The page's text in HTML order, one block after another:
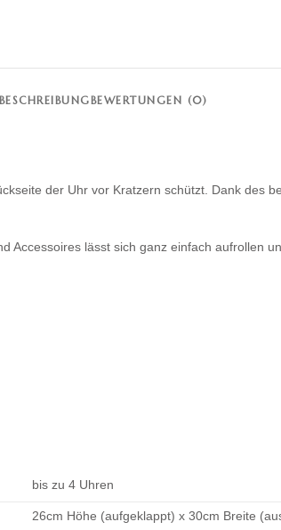
BESCHREIBUNG BEWERTUNGEN (0)
der Uhr vor Kratzern schützt. Dank des
Accessoires lässt sich ganz einfach aufrollen
bis zu 4 Uhren
26cm Höhe (aufgeklappt) x 30cm Breite